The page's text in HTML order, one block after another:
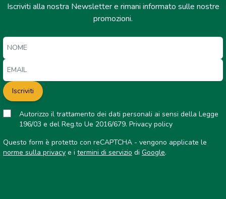
Iscriviti alla nostra Newsletter e rimani informato sulle nostre
promozioni.
Iscriviti
Autorizzo il trattamento dei dati personali ai sensi della Legge
196/03 e del Reg.to Ue 2016/679. Privacy policy
Questo form è protetto con reCAPTCHA - vengono applicate le
norme sulla privacy e i termini di servizio di Google.